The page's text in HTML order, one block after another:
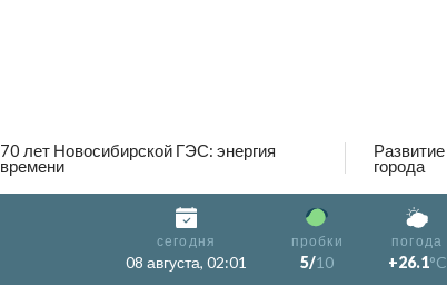
70 лет Новосибирской ГЭС: энергия
времени
Развитие
города
сегодня
08 августа, 02:01
пробки
5/10
погода
+26.1°C